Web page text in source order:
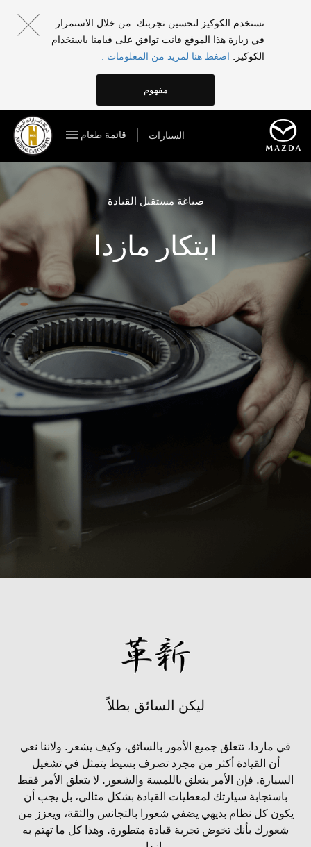
نستخدم الكوكيز لتحسين تجربتك. من خلال الاستمرار
في زيارة هذا الموقع فانت توافق على قيامنا باستخدام
الكوكيز.
اضغط هنا لمزيد من المعلومات .
مفهوم
السيارات قائمة طعام
صياغة مستقبل القيادة
ابتكار مازدا
ليكن السائق بطلاً
في مازدا، تتعلق جميع الأمور بالسائق، وكيف يشعر. ولاننا نعي
أن القيادة أكثر من مجرد تصرف بسيط يتمثل في تشغيل
السيارة. فإن الأمر يتعلق باللمسة والشعور. لا يتعلق الأمر فقط
باستجابة سيارتك لمعطيات القيادة بشكل مثالي، بل يجب أن
يكون كل نظام بديهي يضفي شعورا بالتجانس والثقة، ويعزز من
شعورك بأنك تخوض تجربة قيادة متطورة. وهذا كل ما تهتم به